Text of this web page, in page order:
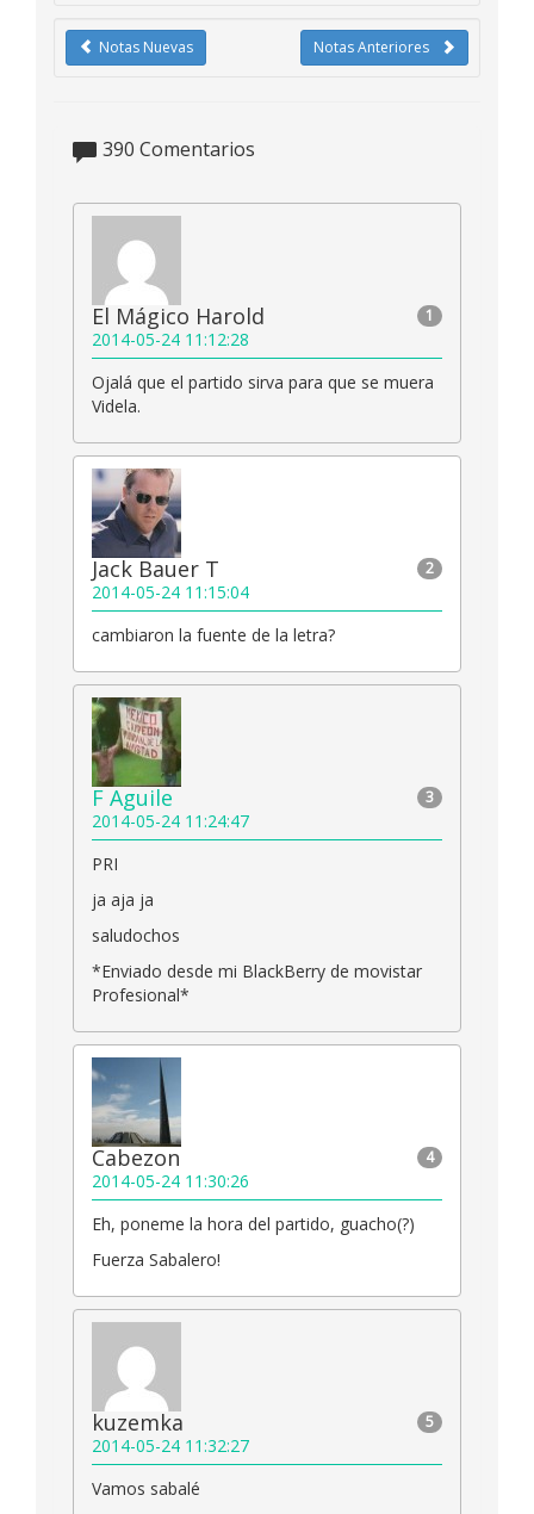
Notas Anteriores
Notas Nuevas
390 Comentarios
1
El Mágico Harold
2014-05-24 11:12:28
Ojalá que el partido sirva para que se muera
Videla.
2
Jack Bauer T
2014-05-24 11:15:04
cambiaron la fuente de la letra?
3
F Aguile
2014-05-24 11:24:47
PRI
ja aja ja
saludochos
*Enviado desde mi BlackBerry de movistar
Profesional*
4
Cabezon
2014-05-24 11:30:26
Eh, poneme la hora del partido, guacho(?)
Fuerza Sabalero!
5
kuzemka
2014-05-24 11:32:27
Vamos sabalé